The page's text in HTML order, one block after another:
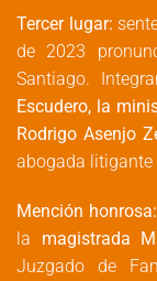
Tercer lugar:
de 2023
Santiago.
Escudero, la
Rodrigo Asenjo
abogada litigante
Mención honrosa:
la magistrada
Juzgado de